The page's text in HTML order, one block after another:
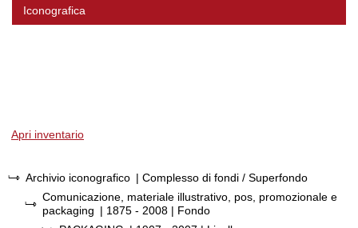
Iconografica
Apri inventario
Archivio iconografico | Complesso di fondi / Superfondo
Comunicazione, materiale illustrativo, pos, promozionale e
packaging | 1875 - 2008 | Fondo